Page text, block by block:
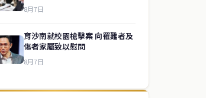
8月7日
育沙南就校園槍擊案 向罹難者及
傷者家屬致以慰問
8月7日